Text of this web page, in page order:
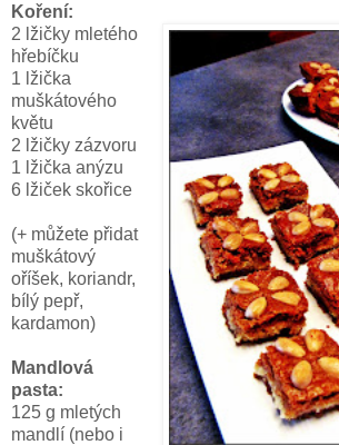
Koření:
2 lžičky mletého
hřebíčku
1 lžička
muškátového
květu
2 lžičky zázvoru
1 lžička anýzu
6 lžiček skořice
(+ můžete přidat
muškátový
oříšek, koriandr,
bílý pepř,
kardamon)
Mandlová
pasta:
125 g mletých
mandlí (nebo i